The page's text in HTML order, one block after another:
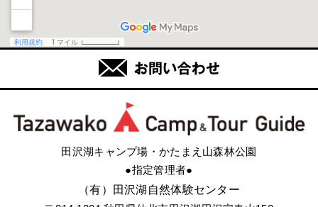
田沢湖キャンプ場・かたまえ山森林公園
●指定管理者●
（有）田沢湖自然体験センター